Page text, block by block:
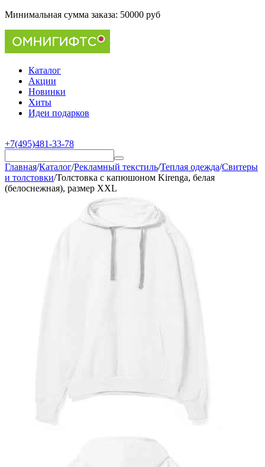
Минимальная сумма заказа: 50000 руб
Каталог
Акции
Новинки
Хиты
Идеи подарков
+7(495)481-33-78
Главная/Каталог/Рекламный текстиль/Теплая одежда/Свитеры
и толстовки/Толстовка с капюшоном Kirenga, белая
(белоснежная), размер XXL